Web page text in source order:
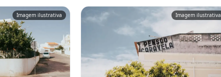
Imagem ilustrativa Imagem ilustrativa